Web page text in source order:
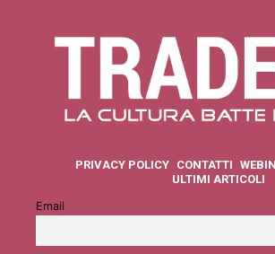
PRIVACY POLICY CONTATTI
ULTIMI ARTICOLI
Email